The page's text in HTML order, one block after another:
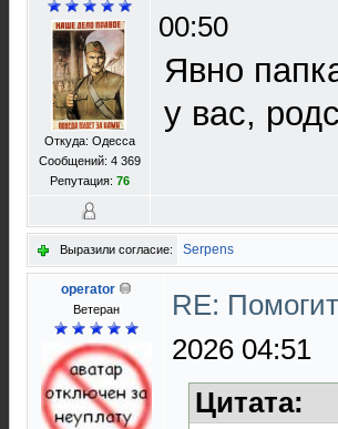
Откуда: Одесса
Сообщений: 4 369
Репутация: 76
00:50
Явно
у вас,
Выразили согласие: Serpens
operator
Ветеран
RE:
2026 04:51
Цитата: